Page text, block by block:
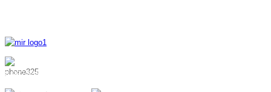
8 962 888 51 55